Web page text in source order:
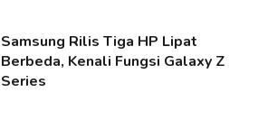
Samsung Rilis Tiga HP Lipat
Berbeda, Kenali Fungsi Galaxy Z
Series